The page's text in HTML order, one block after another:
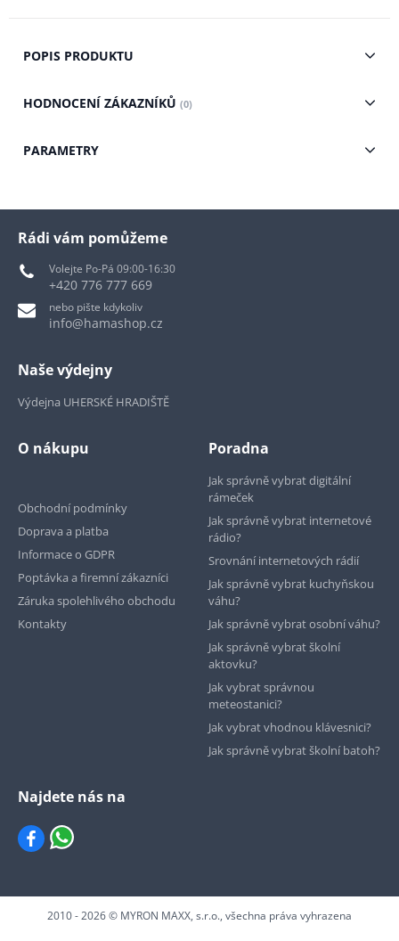
POPIS PRODUKTU
HODNOCENÍ ZÁKAZNÍKŮ (0)
PARAMETRY
Rádi vám pomůžeme
Volejte Po-Pá 09:00-16:30
+420 776 777 669
nebo pište kdykoliv
info@hamashop.cz
Naše výdejny
Výdejna UHERSKÉ HRADIŠTĚ
O nákupu
Obchodní podmínky
Doprava a platba
Informace o GDPR
Poptávka a firemní zákazníci
Záruka spolehlivého obchodu
Kontakty
Poradna
Jak správně vybrat digitální
rámeček
Jak správně vybrat internetové
rádio?
Srovnání internetových rádií
Jak správně vybrat kuchyňskou
váhu?
Jak správně vybrat osobní váhu?
Jak správně vybrat školní
aktovku?
Jak vybrat správnou
meteostanici?
Jak vybrat vhodnou klávesnici?
Jak správně vybrat školní batoh?
Najdete nás na
2010 - 2026 © MYRON MAXX, s.r.o., všechna práva vyhrazena